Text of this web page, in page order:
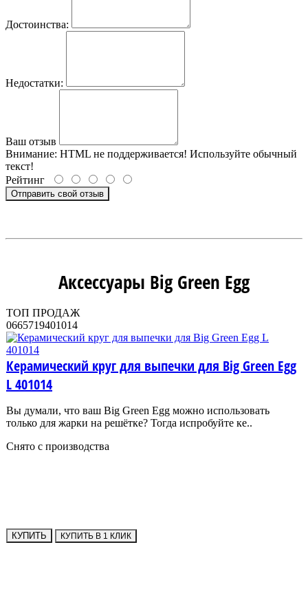
Достоинства:
Недостатки:
Ваш отзыв
Внимание: HTML не поддерживается! Используйте обычный
текст!
Рейтинг
Отправить свой отзыв
Аксессуары Big Green Egg
ТОП ПРОДАЖ
0665719401014
Керамический круг для выпечки для Big Green Egg
L 401014
Вы думали, что ваш Big Green Egg можно использовать
только для жарки на решётке? Тогда испробуйте ке..
Снято с производства
КУПИТЬ КУПИТЬ В 1 КЛИК